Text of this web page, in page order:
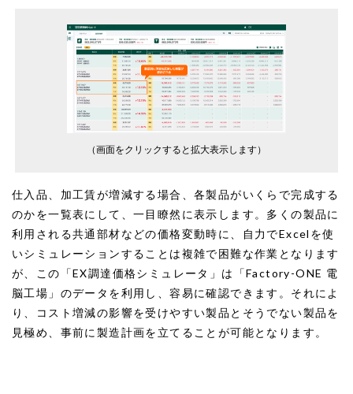
（画面をクリックすると拡大表示します）
仕入品、加工賃が増減する場合、各製品がいくらで完成する
のかを一覧表にして、一目瞭然に表示します。多くの製品に
利用される共通部材などの価格変動時に、自力でExcelを使
いシミュレーションすることは複雑で困難な作業となります
が、この「EX調達価格シミュレータ」は「Factory-ONE 電
脳工場」のデータを利用し、容易に確認できます。それによ
り、コスト増減の影響を受けやすい製品とそうでない製品を
見極め、事前に製造計画を立てることが可能となります。